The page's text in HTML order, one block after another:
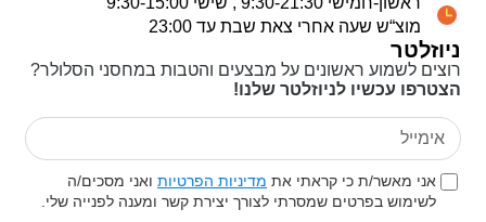
ניוזלטר
רוצים לשמוע ראשונים על מבצעים והטבות במחסני הסלולר?
הצטרפו עכשיו לניוזלטר שלנו!
אני מאשר/ת כי קראתי אתמדיניות הפרטיותואני מסכים/ה
לשימוש בפרטים שמסרתי לצורך יצירת קשר ומענה לפנייה שלי.
מוצ“ש שעה אחרי צאת שבת עד 23:00